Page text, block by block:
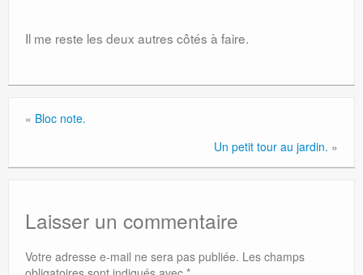
Il me reste les deux autres côtés à faire.
« Bloc note.
Un petit tour au jardin. »
Laisser un commentaire
Votre adresse e-mail ne sera pas publiée. Les champs